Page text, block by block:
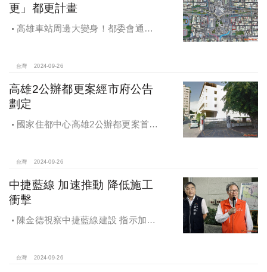
更」都更計畫
高雄車站周邊大變身！都委會通過
台灣 2024-09-26
高雄2公辦都更案經市府公告
劃定
國家住都中心高雄2公辦都更案首度
台灣 2024-09-26
中捷藍線 加速推動 降低施工
衝擊
陳金德視察中捷藍線建設 指示加速
台灣 2024-09-26